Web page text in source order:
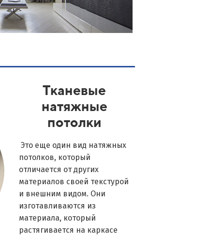
Тканевые
натяжные
потолки
Это еще один вид натяжных
потолков, который
отличается от других
материалов своей текстурой
и внешним видом. Они
изготавливаются из
материала, который
растягивается на каркасе